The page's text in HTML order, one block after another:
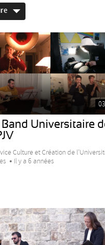
Band Universitaire
Culture et Création de
Il y a 6 années